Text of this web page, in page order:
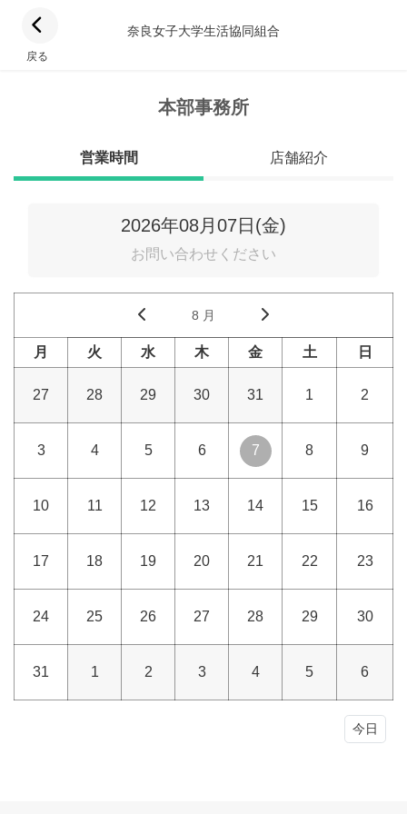
戻る
奈良女子大学生活協同組合
本部事務所
営業時間 店舗紹介
2026年08月07日(金)
お問い合わせください
8 月
月 火 水 木 金 土 日
27 28 29 30 31 1 2
3 4 5 6 7 8 9
10 11 12 13 14 15 16
17 18 19 20 21 22 23
24 25 26 27 28 29 30
31 1 2 3 4 5 6
今日